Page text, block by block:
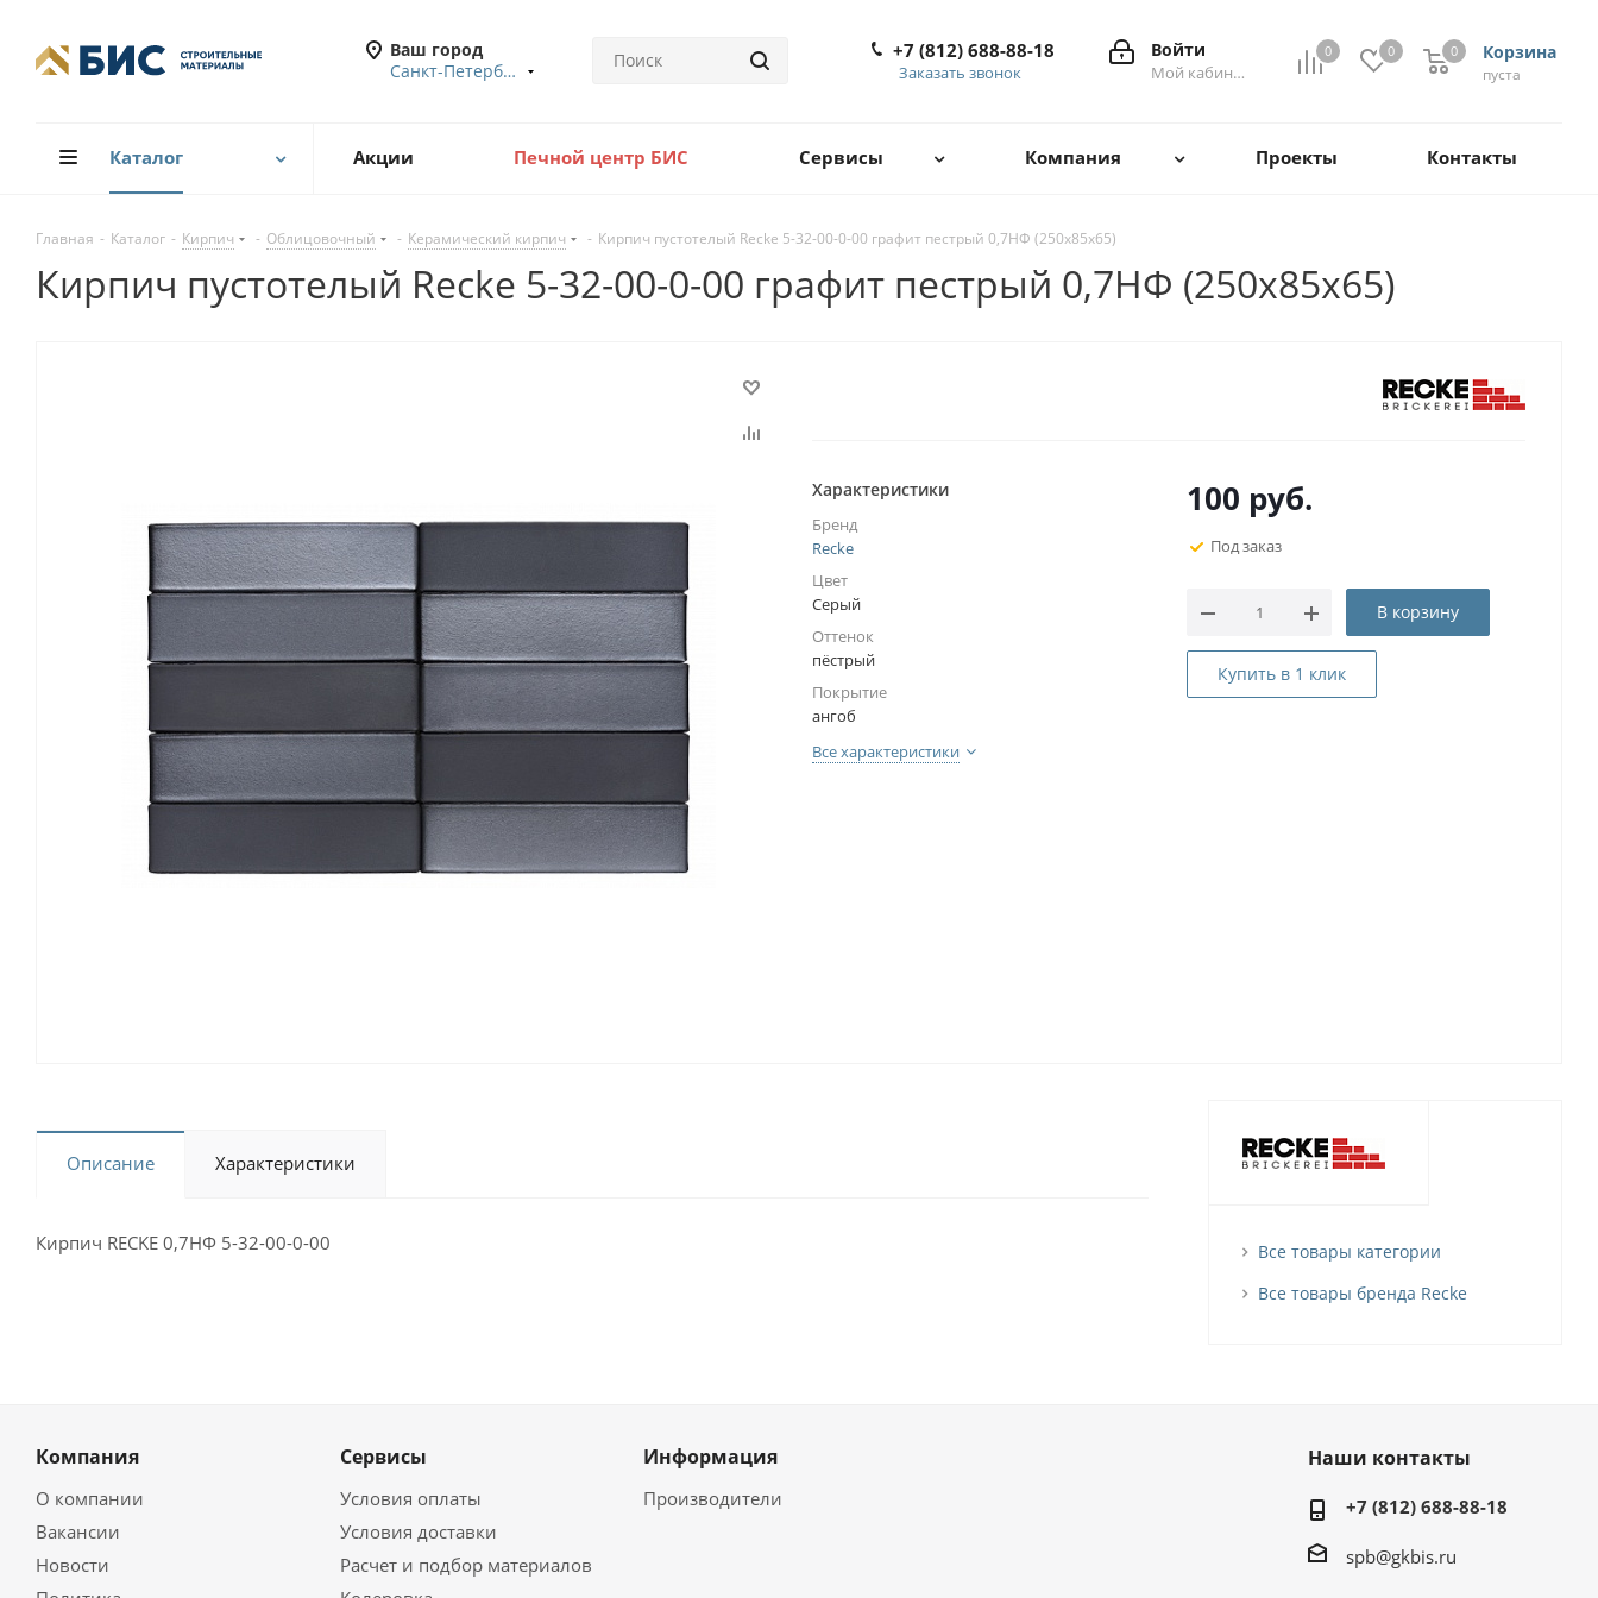
Ваш город
Санкт-Петербург
0 0 Корзина
0
пуста
0
Войти
Мой кабинет
+7 (812) 688-88-18
Заказать звонок
Каталог Акции Печной центр БИС Сервисы Компания Проекты Контакты
Главная - Каталог - Кирпич - Облицовочный - Керамический кирпич - Кирпич пустотелый Recke 5-32-00-0-00 графит пестрый 0,7НФ (250x85x65)
Кирпич пустотелый Recke 5-32-00-0-00 графит пестрый 0,7НФ (250x85x65)
Характеристики
Бренд
Recke
Цвет
Серый
Оттенок
пёстрый
Покрытие
ангоб
Все характеристики
100 руб.
Под заказ
В корзину
Купить в 1 клик
Описание Характеристики
Кирпич RECKE 0,7НФ 5-32-00-0-00
Все товары категории
Все товары бренда Recke
Компания
О компании
Вакансии
Новости
Сервисы
Условия оплаты
Условия доставки
Расчет и подбор материалов
Информация
Производители
Наши контакты
+7 (812) 688-88-18
spb@gkbis.ru